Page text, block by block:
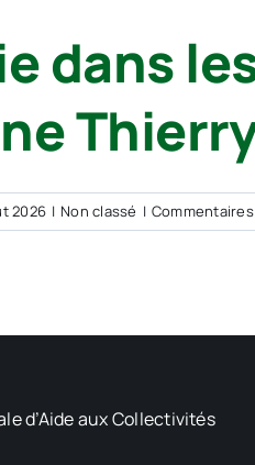
dans
2026 | Non classé |
d’Aide aux Collectivités